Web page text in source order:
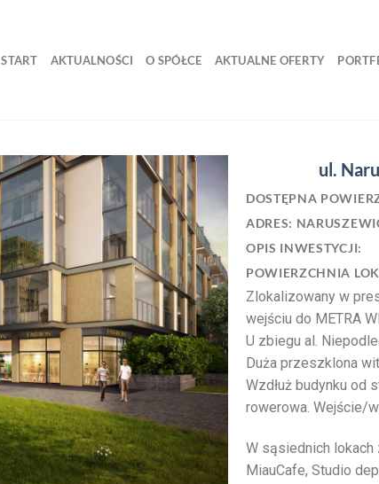
START AKTUALNOŚCI O SPÓŁCE AKTUALNE OFERTY
ul.
DOSTĘPNA
ADRES:
OPIS INWESTYCJI:
POWIERZCHNIA
Zlokalizowany w
wejściu do METRA
U zbiegu al.
Duża przeszklona
Wzdłuż budynku od
rowerowa. Wejście/
W sąsiednich lokach
MiauCafe, Studio